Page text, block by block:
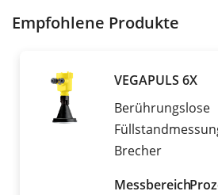
Empfohlene Produkte
VEGAPULS 6X
Berührungslose
Brecher
Messbereich